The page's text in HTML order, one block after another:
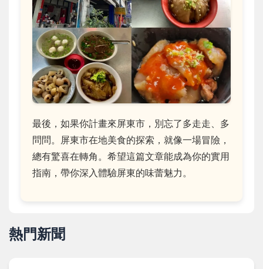
最後，如果你計畫來屏東市，別忘了多走走、多
問問。屏東市在地美食的探索，就像一場冒險，
總有驚喜在轉角。希望這篇文章能成為你的實用
指南，帶你深入體驗屏東的味蕾魅力。
熱門新聞